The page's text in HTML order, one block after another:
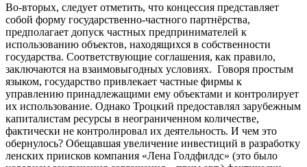
Во-вторых, следует отметить, что концессия представляет
собой форму государственно-частного партнёрства,
предполагает допуск частных предпринимателей к
использованию объектов, находящихся в собственности
государства. Соответствующие соглашения, как правило,
заключаются на взаимовыгодных условиях. Говоря простым
языком, государство привлекает частные фирмы к
управлению принадлежащими ему объектами и контролирует
их использование. Однако Троцкий предоставлял зарубежным
капиталистам ресурсы в неограниченном количестве,
фактически не контролировал их деятельность. И чем это
обернулось? Обещавшая увеличение инвестиций в разработку
ленских приисков компания «Лена Голдфилдс» (это было